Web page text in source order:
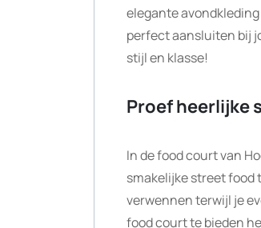
elegante
perfect aansluiten bij
stijl en klasse!
Proef heerlijke
In de food court van
smakelijke street food
verwennen terwijl je
food court te bieden